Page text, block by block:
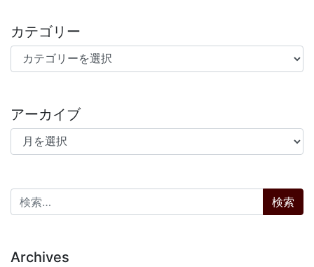
カテゴリー
カテゴリー
アーカイブ
アーカイブ
検索:
Archives